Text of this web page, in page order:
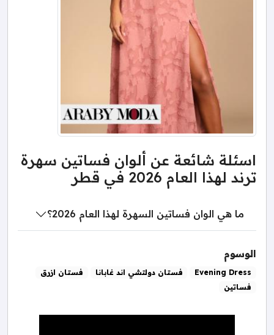
اسئلة شائعة عن ألوان فساتين سهرة
ترند لهذا العام 2026 في قطر
ما هي الوان فساتين السهرة لهذا العام 2026؟
الوسوم
Evening Dress فستان دولتشي اند غابانا
فستان ازرق
فساتين